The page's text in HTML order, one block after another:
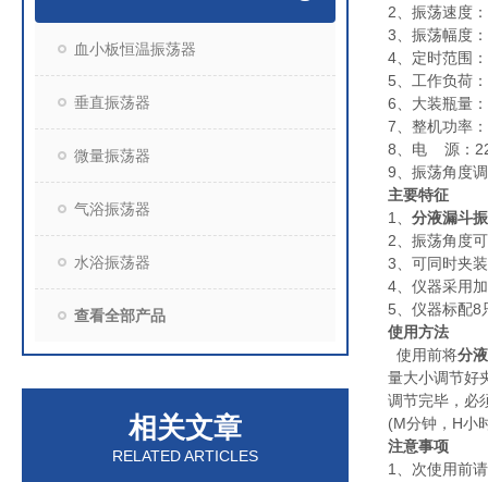
血小板恒温振荡器
垂直振荡器
微量振荡器
气浴振荡器
水浴振荡器
查看全部产品
相关文章
RELATED ARTICLES
2、振荡速度
3、振荡幅度
4、定时范围
5、工作负荷
6、大装瓶量
7、整机功率
8、电 源：
9、振荡角度
主要特征
1、 分液漏斗
2、振荡角度
3、可同时夹
4、仪器采用
5、仪器标配8
使用方法
使用前将分
量大小调节好
调节完毕，必
(M分钟，H小
注意事项
1、次使用前